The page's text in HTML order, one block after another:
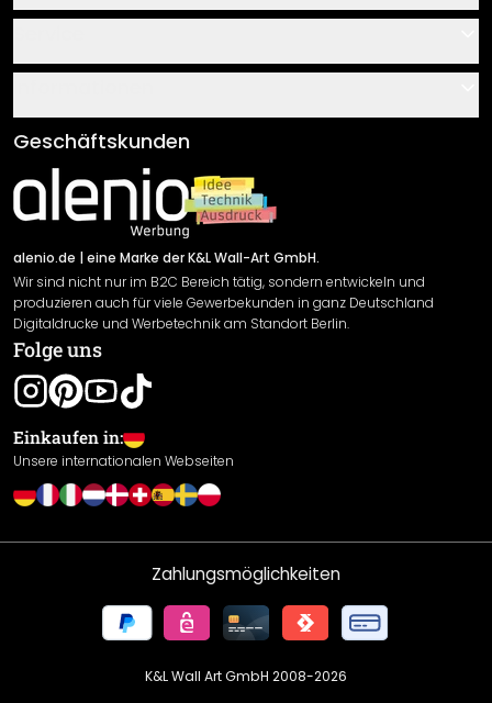
Über uns
Klebe- und Montageanleitungen
Newsletter An-/Abmeldung
Sendungsverfolgung
AGB
Impressum
Versand & Zahlung
Rücksendung
Widerrufsrecht
Datenschutzerklärung
Gewährleistung
Leistungserklärung / CE-Zeichen
Cookie Einstellungen
Geschäftskunden
alenio.de | eine Marke der K&L Wall-Art GmbH.
Wir sind nicht nur im B2C Bereich tätig, sondern entwickeln und
produzieren auch für viele Gewerbekunden in ganz Deutschland
Digitaldrucke und Werbetechnik am Standort Berlin.
Folge uns
Einkaufen in:
Unsere internationalen Webseiten
Zahlungsmöglichkeiten
K&L Wall Art GmbH 2008-2026